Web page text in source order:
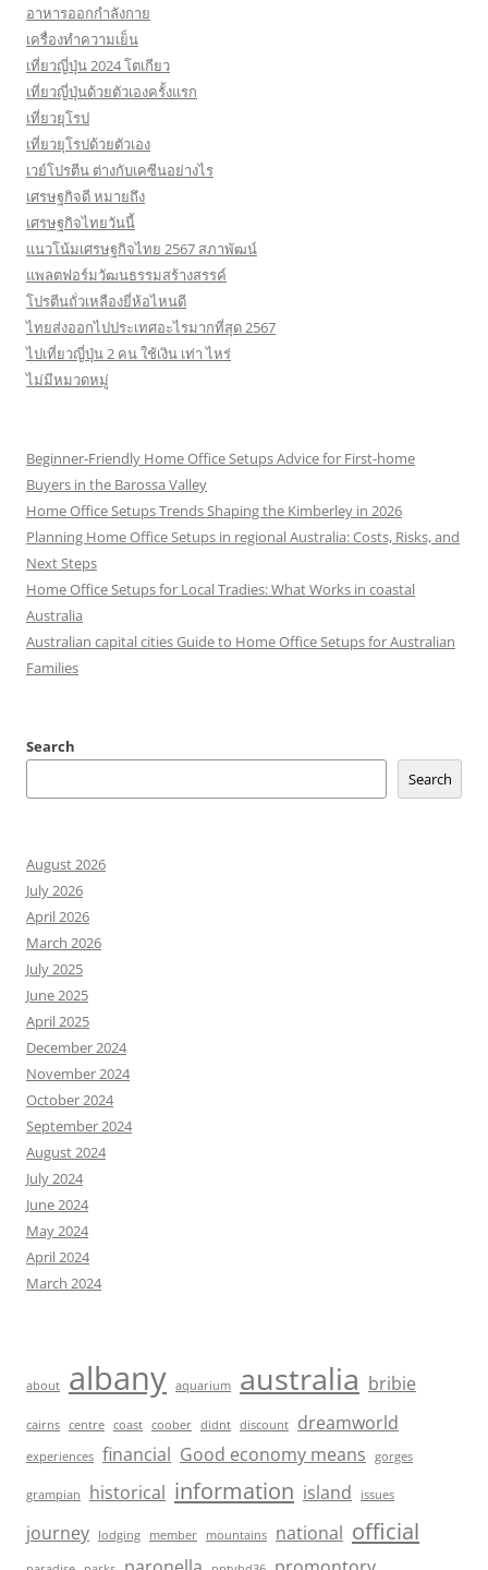
อาหารออกกําลังกาย
เครื่องทำความเย็น
เที่ยวญี่ปุ่น 2024 โตเกียว
เที่ยวญี่ปุ่นด้วยตัวเองครั้งแรก
เที่ยวยุโรป
เที่ยวยุโรปด้วยตัวเอง
เวย์โปรตีน ต่างกับเคซีนอย่างไร
เศรษฐกิจดี หมายถึง
เศรษฐกิจไทยวันนี้
แนวโน้มเศรษฐกิจไทย 2567 สภาพัฒน์
แพลตฟอร์มวัฒนธรรมสร้างสรรค์
โปรตีนถั่วเหลืองยี่ห้อไหนดี
ไทยส่งออกไปประเทศอะไรมากที่สุด 2567
ไปเที่ยวญี่ปุ่น 2 คน ใช้เงิน เท่า ไหร่
ไม่มีหมวดหมู่
Beginner-Friendly Home Office Setups Advice for First-home
Buyers in the Barossa Valley
Home Office Setups Trends Shaping the Kimberley in 2026
Planning Home Office Setups in regional Australia: Costs, Risks, and
Next Steps
Home Office Setups for Local Tradies: What Works in coastal
Australia
Australian capital cities Guide to Home Office Setups for Australian
Families
Search
Search
August 2026
July 2026
April 2026
March 2026
July 2025
June 2025
April 2025
December 2024
November 2024
October 2024
September 2024
August 2024
July 2024
June 2024
May 2024
April 2024
March 2024
about albany aquarium australia bribie
cairns centre coast coober didnt discount dreamworld
experiences financial Good economy means gorges
grampian historical information island issues
journey lodging member mountains national official